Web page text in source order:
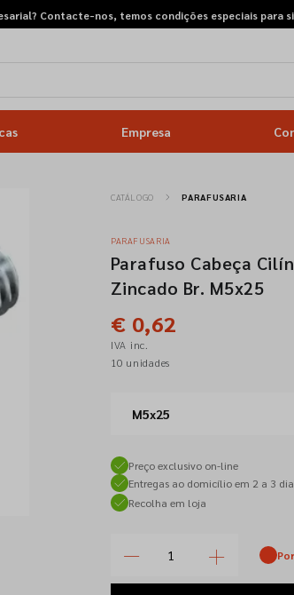
Contacte-nos, temos condições especiais para
Empresa
CATÁLOGO PARAFUSARIA
PARAFUSARIA
Parafuso Cabeça
Zincado Br. M5x25
€ 0,62
IVA inc.
10 unidades
M5x25
Preço exclusivo on-line
Entregas ao domicílio em 2 a 3
Recolha em loja